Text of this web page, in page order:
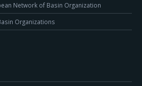
Network of Basin Organization
Organizations